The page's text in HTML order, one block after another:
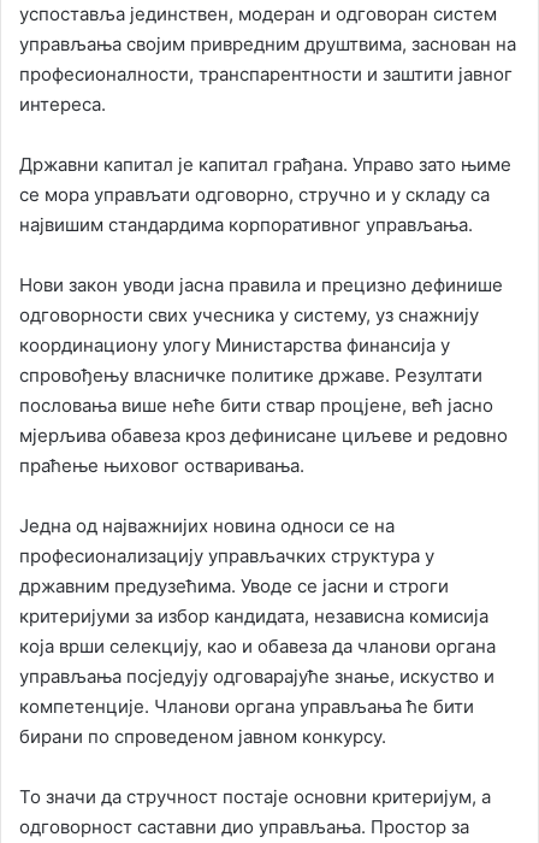
успоставља јединствен, модеран и одговоран систем
управљања својим привредним друштвима, заснован на
професионалности, транспарентности и заштити јавног
интереса.
Државни капитал је капитал грађана. Управо зато њиме
се мора управљати одговорно, стручно и у складу са
највишим стандардима корпоративног управљања.
Нови закон уводи јасна правила и прецизно дефинише
одговорности свих учесника у систему, уз снажнију
координациону улогу Министарства финансија у
спровођењу власничке политике државе. Резултати
пословања више неће бити ствар процјене, већ јасно
мјерљива обавеза кроз дефинисане циљеве и редовно
праћење њиховог остваривања.
Једна од најважнијих новина односи се на
професионализацију управљачких структура у
државним предузећима. Уводе се јасни и строги
критеријуми за избор кандидата, независна комисија
која врши селекцију, као и обавеза да чланови органа
управљања посједују одговарајуће знање, искуство и
компетенције. Чланови органа управљања ће бити
бирани по спроведеном јавном конкурсу.
То значи да стручност постаје основни критеријум, а
одговорност саставни дио управљања. Простор за